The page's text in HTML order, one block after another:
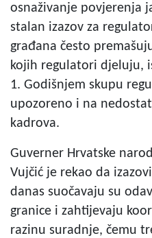
osnaživanje povjerenja
stalan izazov za
građana često
kojih regulatori djeluju,
1. Godišnjem skupu
upozoreno i na
kadrova.
Guverner Hrvatske
Vujčić je rekao da
danas suočavaju su
granice i zahtijevaju
razinu suradnje, čemu